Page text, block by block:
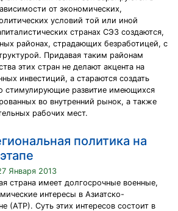
от экономических,
условий той или иной
странах СЭЗ создаются,
районах, страдающих безработицей, с
Придавая таким районам
этих стран не делают акцента на
инвестиций, а стараются создать
стимулирующие развитие имеющихся
во внутренний рынок, а также
рабочих мест.
политика на
Января 2013
страна имеет долгосрочные военные,
интересы в Азиатско-
(АТР). Суть этих интересов состоит в